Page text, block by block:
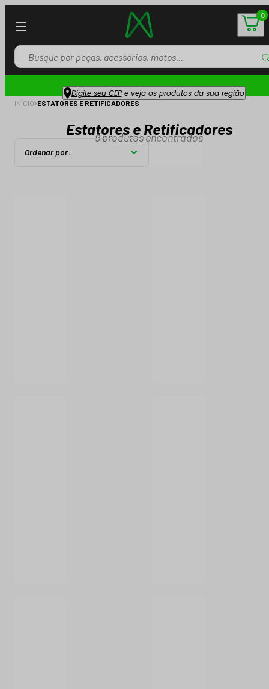
0
Digite seu CEPe veja os produtos da sua região
INÍCIO ESTATORES E RETIFICADORES
Estatores e Retificadores
9produtos encontrados
Ordenar por: